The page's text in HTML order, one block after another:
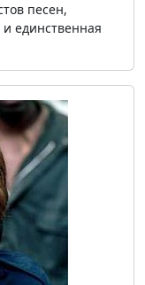
песен,
единственная